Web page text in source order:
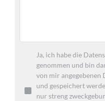
Ja, ich habe die
genommen und bin
von mir angegebenen
und gespeichert
nur streng